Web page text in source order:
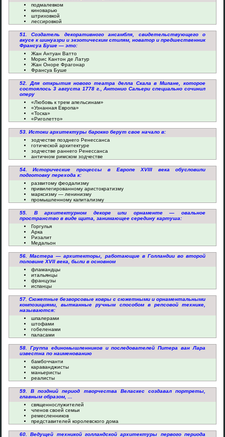
подмалевком
киноварью
штриховкой
лессировкой
51. Создатель декоративного ансамбля, свидетельствующего о
вкусе к шинуазри и экзотическим стилям, новатор и предшественник
Франсуа Буше — это:
Жан Антуан Ватто
Морис Кантон де Латур
Жан Оноре Фрагонар
Франсуа Буше
52. Для открытия нового театра делла Скала в Милане, которое
состоялось 3 августа 1778 г., Антонио Сальери специально сочинил
оперу
«Любовь к трем апельсинам»
«Узнанная Европа»
«Тоска»
«Риголетто»
53. Истоки архитектуры барокко берут свое начало в:
зодчестве позднего Ренессанса
готической архитектуре
зодчестве раннего Ренессанса
античном римском зодчестве
54. Исторические процессы в Европе XVIII века обусловили
подготовку перехода к:
развитому феодализму
привилегированному аристократизму
марксизму — ленинизму
промышленному капитализму
55. В архитектурном декоре или орнаменте — овальное
пространство в виде щита, занимающее середину картуша:
Горгулья
Арка
Ризалит
Медальон
56. Мастера — архитекторы, работающие в Голландии во второй
половине XVII века, были в основном
фламандцы
итальянцы
французы
испанцы
57. Сюжетные безворсовые ковры с сюжетными и орнаментальными
композициями, вытканные ручным способом в репсовой технике,
называются:
шпалерами
штофами
гобеленами
паласами
58. Группа единомышленников и последователей Питера ван Лара
известна по наименованию
бамбоччанти
караванджисты
маньеристы
реалисты
59. В поздний период творчества Веласкес создавал портреты,
главным образом, ...
священнослужителей
членов своей семьи
ремесленников
представителей королевского дома
60. Ведущей техникой голландской архитектуры первого периода